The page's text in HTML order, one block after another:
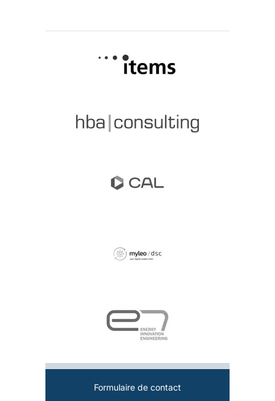
Formulaire de contact